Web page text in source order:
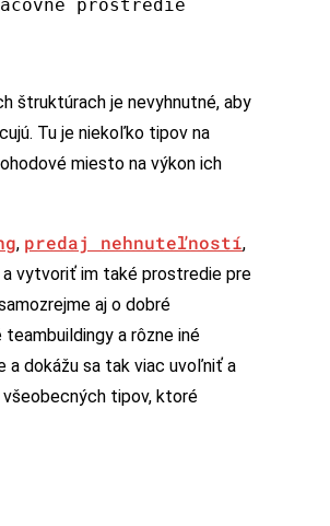
prostredie
štruktúrach je nevyhnutné, aby
Tu je niekoľko tipov na
miesto na výkon ich
, predaj nehnuteľností,
vytvoriť im také prostredie pre
aj o dobré
a rôzne iné
a dokážu sa tak viac uvoľniť a
tipov, ktoré